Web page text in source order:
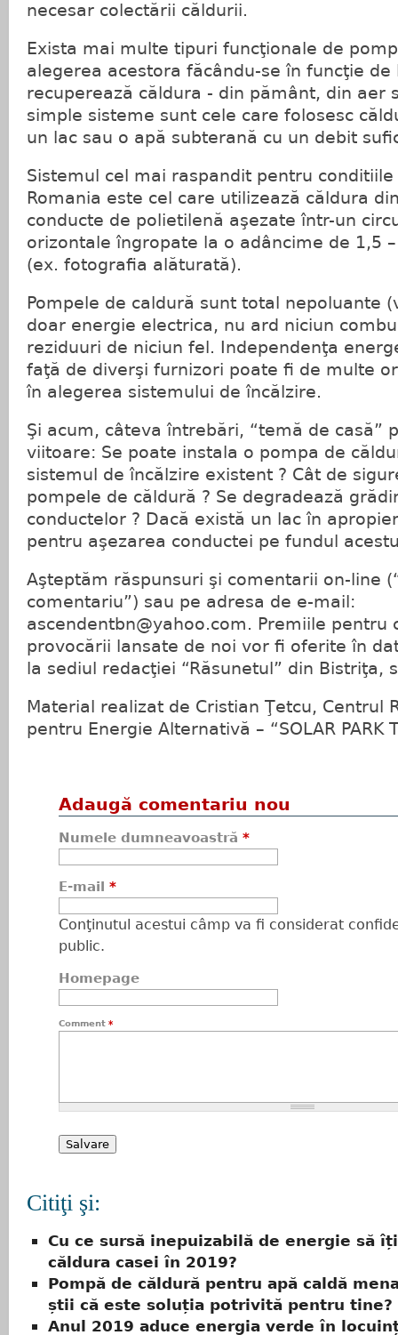
necesar colectării căldurii.
Exista mai multe tipuri funcţionale de
alegerea acestora făcându-se în funcţie de
recuperează căldura - din pământ, din aer
simple sisteme sunt cele care folosesc
un lac sau o apă subterană cu un debit
Sistemul cel mai raspandit pentru
Romania este cel care utilizează căldura
conducte de polietilenă aşezate într-un
orizontale îngropate la o adâncime de 1,5
(ex. fotografia alăturată).
Pompele de caldură sunt total nepoluante
doar energie electrica, nu ard niciun
reziduuri de niciun fel. Independenţa
faţă de diverşi furnizori poate fi de multe
în alegerea sistemului de încălzire.
Şi acum, câteva întrebări, “temă de casă”
viitoare: Se poate instala o pompa de
sistemul de încălzire existent ? Cât de
pompele de căldură ? Se degradează
conductelor ? Dacă există un lac în
pentru aşezarea conductei pe fundul
Aşteptăm răspunsuri şi comentarii on-line
comentariu”) sau pe adresa de e-mail:
ascendentbn@yahoo.com. Premiile pentru
provocării lansate de noi vor fi oferite în
la sediul redacţiei “Răsunetul” din Bistriţa,
Material realizat de Cristian Ţetcu, Centrul
pentru Energie Alternativă – “SOLAR PARK
Adaugă comentariu nou
Numele dumneavoastră *
E-mail *
Conţinutul acestui câmp va fi considerat
public.
Homepage
Comment *
Citiţi şi:
Cu ce sursă inepuizabilă de energie să
căldura casei în 2019?
Pompă de căldură pentru apă caldă
știi că este soluția potrivită pentru tine?
Anul 2019 aduce energia verde în